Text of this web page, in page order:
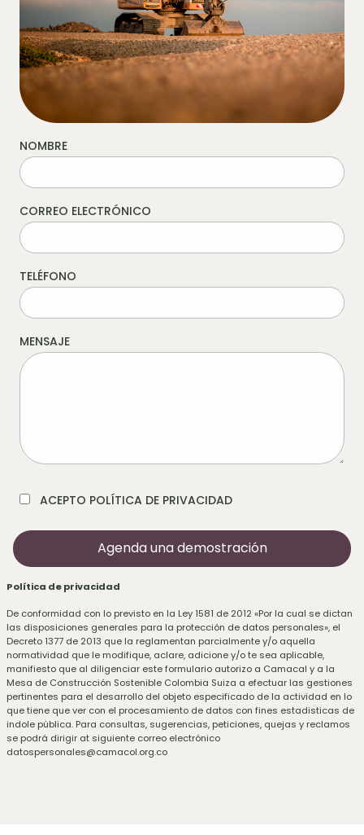
NOMBRE
CORREO ELECTRÓNICO
TELÉFONO
MENSAJE
ACEPTO POLÍTICA DE PRIVACIDAD
Política de privacidad
De conformidad con lo previsto en la Ley 1581 de 2012 «Por la cual se dictan
las disposiciones generales para la protección de datos personales», el
Decreto 1377 de 2013 que la reglamentan parcialmente y/o aquella
normatividad que le modifique, aclare, adicione y/o te sea aplicable,
manifiesto que al diligenciar este formulario autorizo a Camacal y a la
Mesa de Construcción Sostenible Colombia Suiza a efectuar las gestiones
pertinentes para el desarrollo del objeto especificado de la actividad en lo
que tiene que ver con el procesamiento de datos con fines estadisticas de
indole pública. Para consultas, sugerencias, peticiones, quejas y reclamos
se podrá dirigir at siguiente correo electrónico
datospersonales@camacol.org.co